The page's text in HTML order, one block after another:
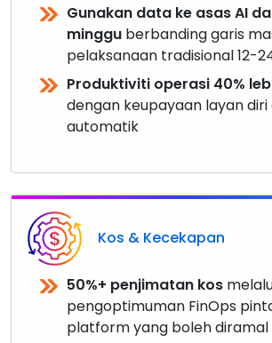
Gunakan data ke asas AI
minggu berbanding garis
pelaksanaan tradisional 12-
Produktiviti operasi 40%
dengan keupayaan layan diri
automatik
Kos & Kecekapan
50%+ penjimatan kos
pengoptimuman FinOps
platform yang boleh diramal